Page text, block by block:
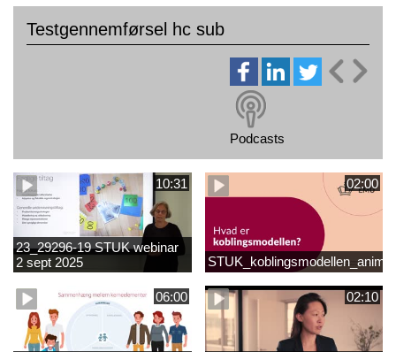
Testgennemførsel hc sub
Podcasts
10:31
23_29296-19 STUK webinar
2 sept 2025
1889337_1_1.MP4
02:00
06:00 02:10